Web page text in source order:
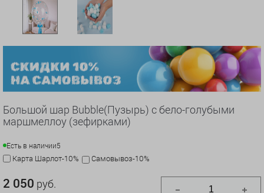
Большой шар Bubble(Пузырь) с бело-голубыми
маршмеллоу (зефирками)
Есть в наличии5
Карта Шарлот-10% Самовывоз-10%
2 050 руб.